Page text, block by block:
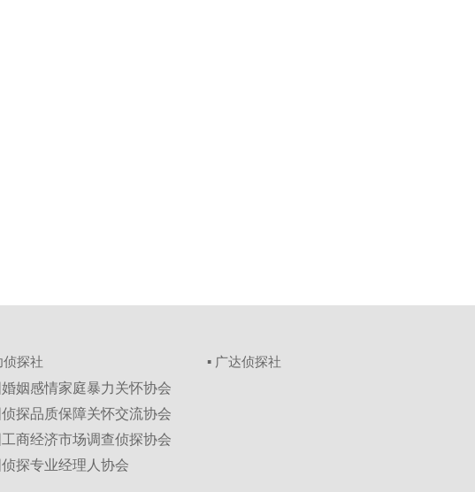
侦探社 ▪ 广达侦探社
婚姻感情家庭暴力关怀协会
侦探品质保障关怀交流协会
工商经济市场调查侦探协会
侦探专业经理人协会